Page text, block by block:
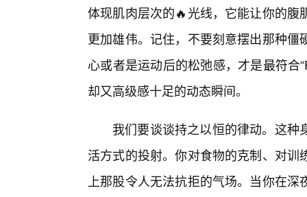
体现肌肉层次的🔥光线，它能让你的
更加雄伟。记住，不要刻意摆出那种
心或者是运动后的松弛感，才是最符
却又高级感十足的动态瞬间。
我们要谈谈持之以恒的律动。这
活方式的投射。你对食物的克制、对
上那股令人无法抗拒的气场。当你在